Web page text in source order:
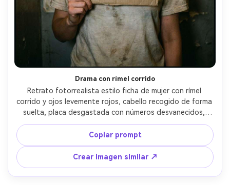
Drama con rímel corrido
Retrato fotorrealista estilo ficha de mujer con rímel
corrido y ojos levemente rojos, cabello recogido de forma
suelta, placa desgastada con números desvanecidos,
pared de tabla de alturas despintada, flash directo más
luz ambiente tenue, contraste cinematográfico, tomada
con 85mm, encuadre de pecho arriba, textura de piel
detallada y grano fino --ar 4:5
Copiar prompt
Crear imagen similar ↗